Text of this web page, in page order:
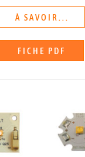
À SAVOIR...
FICHE PDF